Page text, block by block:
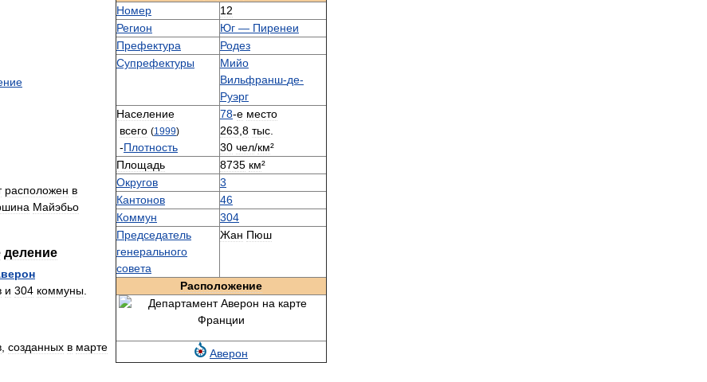
Номер
12
Регион
Юг — Пиренеи
Префектура
Родез
Супрефектуры
Мийо
Вильфранш-де-
Руэрг
Население
всего (1999)
-Плотность
78-е место
263 8 тыс
30 чел/км²
Площадь
8735 км²
Округов
3
Кантонов
46
Коммун
304
Председатель
генерального
совета
Жан Пюш
Расположение
Аверон
расположен в
Майэбьо
деление
и 304 коммуны
созданных в марте